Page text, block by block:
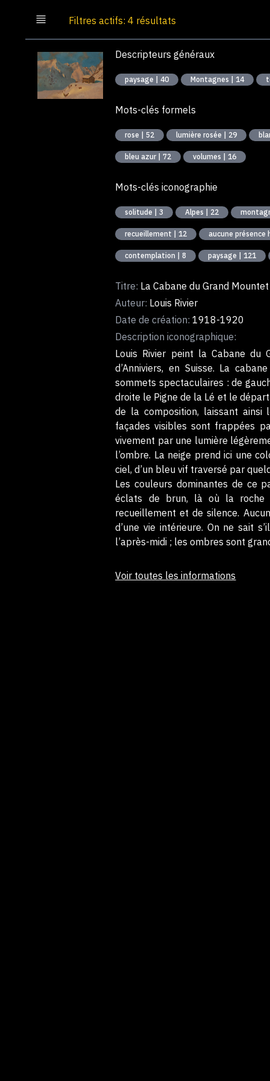
Filtres actifs: 4 résultats
Descripteurs généraux
paysage | 40 Montagnes | 14
Mots-clés formels
rose | 52 lumière rosée | 29
bleu azur | 72 volumes | 16
Mots-clés iconographie
solitude | 3 Alpes | 22
recueillement | 12 aucune présence
contemplation | 8 paysage | 121
Titre: La Cabane du Grand Mountet
Auteur: Louis Rivier
Date de création: 1918-1920
Description iconographique:
Louis Rivier peint la Cabane du
d’Anniviers, en Suisse. La
sommets spectaculaires : de
droite le Pigne de la Lé et le
de la composition, laissant ainsi
façades visibles sont frappées
vivement par une lumière
l’ombre. La neige prend ici une
ciel, d’un bleu vif traversé par
Les couleurs dominantes de ce
éclats de brun, là où la roche
recueillement et de silence.
d’une vie intérieure. On ne sait
l’après-midi ; les ombres sont
Voir toutes les informations